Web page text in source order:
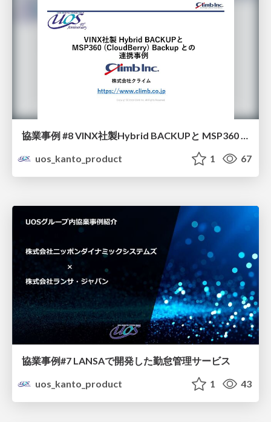
uos_kanto_product
1 67
協業事例#7 LANSAで開発した勤怠管理サービス
uos_kanto_product
1 43